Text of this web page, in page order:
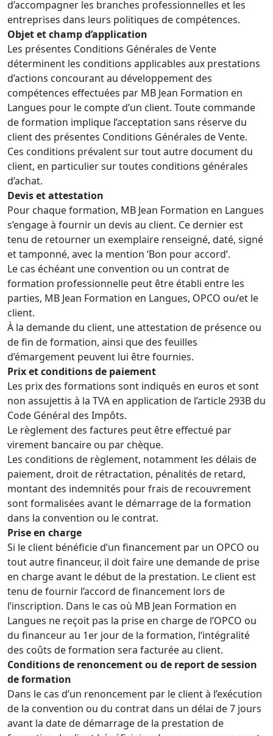
d’accompagner les branches professionnelles et les
entreprises dans leurs politiques de compétences.
Objet et champ d’application
Les présentes Conditions Générales de Vente
déterminent les conditions applicables aux prestations
d’actions concourant au développement des
compétences effectuées par MB Jean Formation en
Langues pour le compte d’un client. Toute commande
de formation implique l’acceptation sans réserve du
client des présentes Conditions Générales de Vente.
Ces conditions prévalent sur tout autre document du
client, en particulier sur toutes conditions générales
d’achat.
Devis et attestation
Pour chaque formation, MB Jean Formation en Langues
s’engage à fournir un devis au client. Ce dernier est
tenu de retourner un exemplaire renseigné, daté, signé
et tamponné, avec la mention ‘Bon pour accord’.
Le cas échéant une convention ou un contrat de
formation professionnelle peut être établi entre les
parties, MB Jean Formation en Langues, OPCO ou/et le
client.
À la demande du client, une attestation de présence ou
de fin de formation, ainsi que des feuilles
d’émargement peuvent lui être fournies.
Prix et conditions de paiement
Les prix des formations sont indiqués en euros et sont
non assujettis à la TVA en application de l’article 293B du
Code Général des Impôts.
Le règlement des factures peut être effectué par
virement bancaire ou par chèque.
Les conditions de règlement, notamment les délais de
paiement, droit de rétractation, pénalités de retard,
montant des indemnités pour frais de recouvrement
sont formalisées avant le démarrage de la formation
dans la convention ou le contrat.
Prise en charge
Si le client bénéficie d’un financement par un OPCO ou
tout autre financeur, il doit faire une demande de prise
en charge avant le début de la prestation. Le client est
tenu de fournir l’accord de financement lors de
l’inscription. Dans le cas où MB Jean Formation en
Langues ne reçoit pas la prise en charge de l’OPCO ou
du financeur au 1er jour de la formation, l’intégralité
des coûts de formation sera facturée au client.
Conditions de renoncement ou de report de session
de formation
Dans le cas d’un renoncement par le client à l’exécution
de la convention ou du contrat dans un délai de 7 jours
avant la date de démarrage de la prestation de